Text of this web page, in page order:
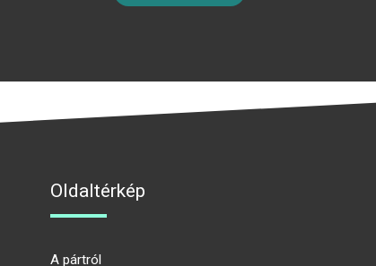
Oldaltérkép
A pártról